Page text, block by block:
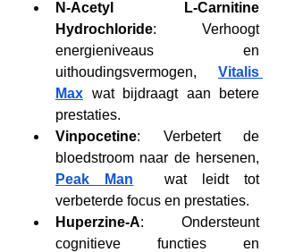
N-Acetyl L-Carnitine
Hydrochloride: Verhoogt
energieniveaus en
uithoudingsvermogen, Vitalis
Max wat bijdraagt aan betere
prestaties.
Vinpocetine: Verbetert de
Peak Man wat leidt tot
verbeterde focus en prestaties.
Huperzine-A: Ondersteunt
cognitieve functies en